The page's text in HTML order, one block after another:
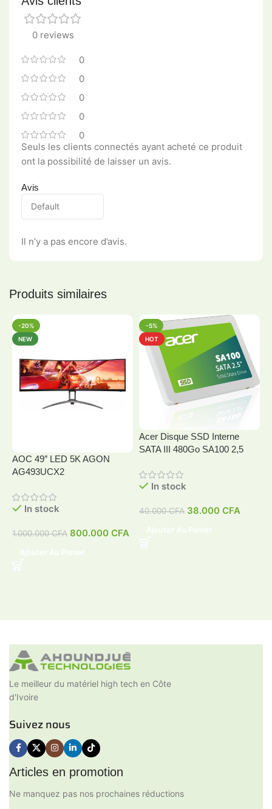
0 reviews
0
0
0
0
0
Avis
Il n’y a pas encore d’avis.
Seuls les clients connectés ayant acheté ce produit
ont la possibilité de laisser un avis.
Produits similaires
-20%
NEW
AOC 49″ LED 5K AGON
AG493UCX2
In stock
1.000.000CFA 800.000 CFA
-5%
HOT
Acer Disque SSD Interne
SATA III 480Go SA100 2,5
In stock
40.000CFA 38.000 CFA
Le meilleur du matériel high tech en Côte
d'Ivoire
Suivez nous
Articles en promotion
Ne manquez pas nos prochaines réductions